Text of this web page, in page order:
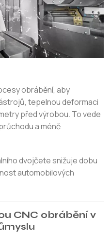
obrábění, aby
tepelnou deformaci
před výrobou. To vede
a méně
dvojčete snižuje dobu
automobilových
CNC obrábění v